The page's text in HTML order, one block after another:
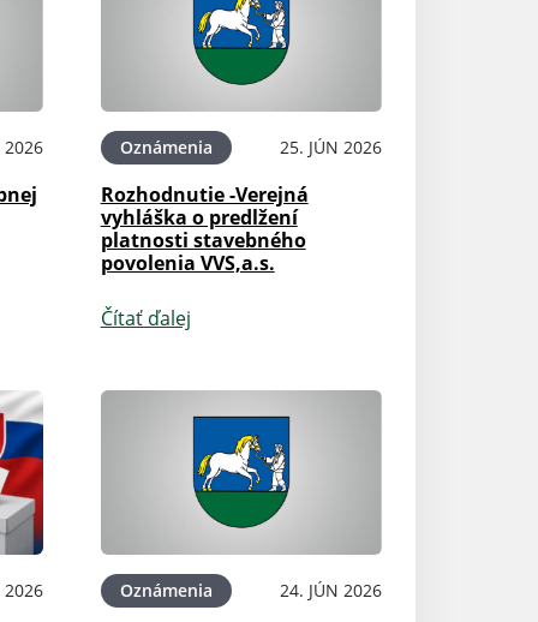
2026 Oznámenia 25. JÚN 2026
Rozhodnutie -Verejná
vyhláška o predlžení
platnosti stavebného
povolenia VVS,a.s.
Čítať ďalej
2026 Oznámenia 24. JÚN 2026